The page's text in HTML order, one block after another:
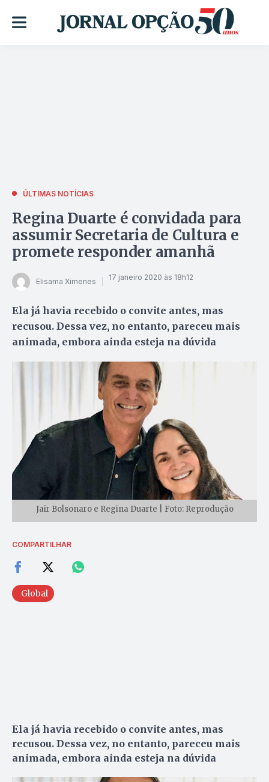
ÚLTIMAS NOTÍCIAS
Regina Duarte é convidada para
assumir Secretaria de Cultura e
promete responder amanhã
Elisama Ximenes 17 janeiro 2020 às 18h12
Ela já havia recebido o convite antes, mas
recusou. Dessa vez, no entanto, pareceu mais
animada, embora ainda esteja na dúvida
Jair Bolsonaro e Regina Duarte | Foto: Reprodução
COMPARTILHAR
Global
Ela já havia recebido o convite antes, mas
recusou. Dessa vez, no entanto, pareceu mais
animada, embora ainda esteja na dúvida